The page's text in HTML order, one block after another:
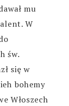
mu
W
św.
się w
bohemy
Włoszech